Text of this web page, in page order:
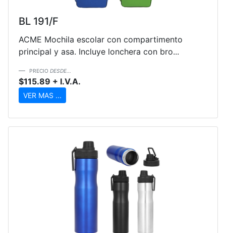
BL 191/F
ACME Mochila escolar con compartimento
principal y asa. Incluye lonchera con bro...
PRECIO DESDE...
$115.89 + I.V.A.
VER MAS ...